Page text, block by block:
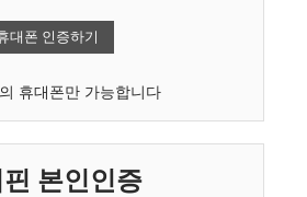
대폰 인증하기
휴대폰만 가능합니다
본인인증